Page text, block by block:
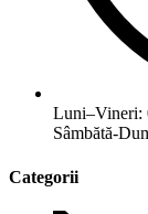
Luni–Vineri:
Sâmbătă-
Categorii